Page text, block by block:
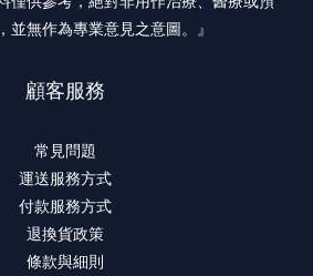
並無作為專業意見之意圖。』
顧客服務
常見問題
運送服務方式
付款服務方式
退換貨政策
條款與細則